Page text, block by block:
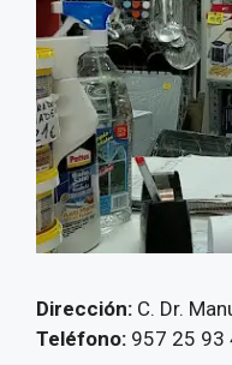
Dirección: C. Dr.
Teléfono: 957 25 93